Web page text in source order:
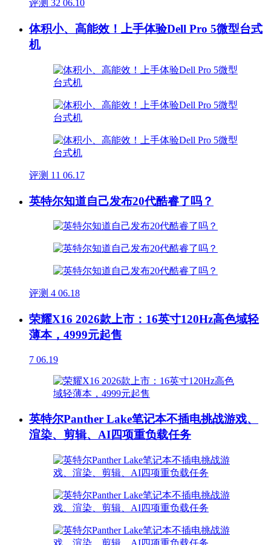
评测 32 06.10
体积小、高能效！上手体验Dell Pro 5微型台式
机
评测 11 06.17
英特尔知道自己发布20代酷睿了吗？
评测 4 06.18
荣耀X16 2026款上市：16英寸120Hz高色域轻
薄本，4999元起售
7 06.19
英特尔Panther Lake笔记本不插电挑战游戏、
渲染、剪辑、AI四项重负载任务